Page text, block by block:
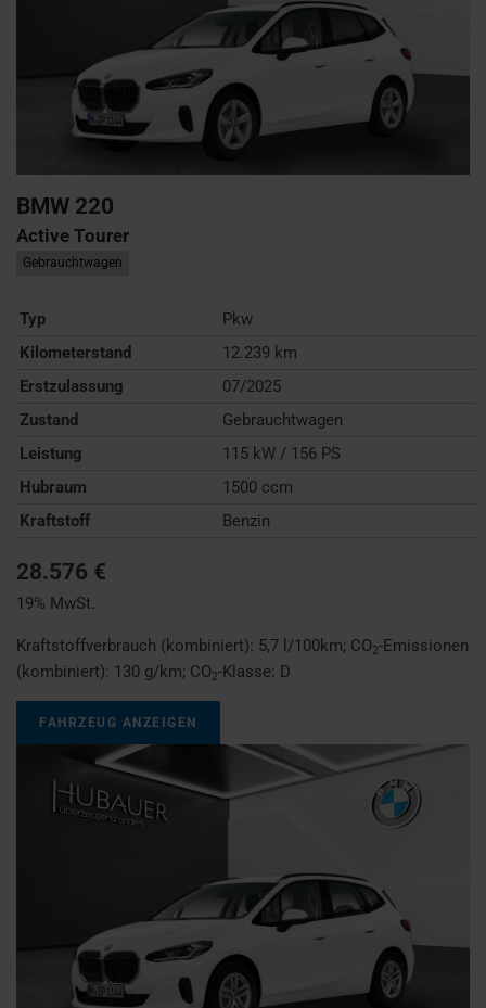
BMW 220
Active Tourer
Gebrauchtwagen
Typ
Pkw
Kilometerstand
12.239 km
Erstzulassung
07/2025
Zustand
Gebrauchtwagen
Leistung
115 kW / 156 PS
Hubraum
1500 ccm
Kraftstoff
Benzin
28.576 €
19% MwSt.
Kraftstoffverbrauch (kombiniert): 5,7 l/100km; CO2-Emissionen
(kombiniert): 130 g/km; CO2-Klasse: D
FAHRZEUG ANZEIGEN